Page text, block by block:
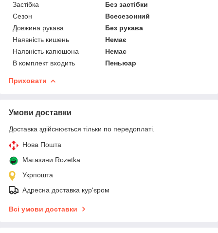
Застібка
Без застібки
Сезон
Всесезонний
Довжина рукава
Без рукава
Наявність кишень
Немає
Наявність капюшона
Немає
В комплект входить
Пеньюар
Приховати
Умови доставки
Доставка здійснюється тільки по передоплаті.
Нова Пошта
Магазини Rozetka
Укрпошта
Адресна доставка кур'єром
Всі умови доставки